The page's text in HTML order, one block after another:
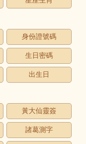
身份證號碼
生日密碼
出生日
黃大仙靈簽
諸葛測字